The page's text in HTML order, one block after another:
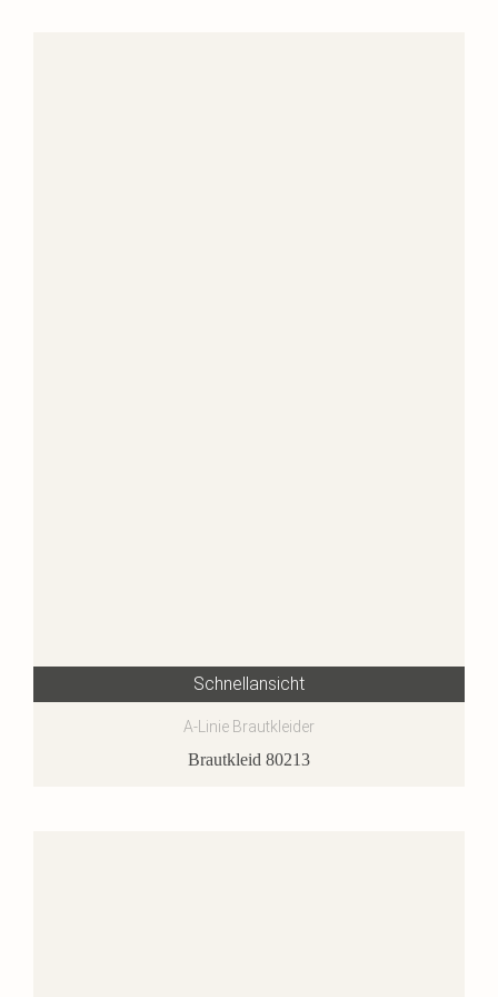
Schnellansicht
A-Linie Brautkleider
Brautkleid 80213